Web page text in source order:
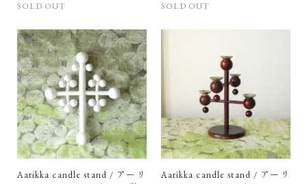
SOLD OUT SOLD OUT
Aarikka candle stand / アーリ
Aarikka candle stand / アーリ